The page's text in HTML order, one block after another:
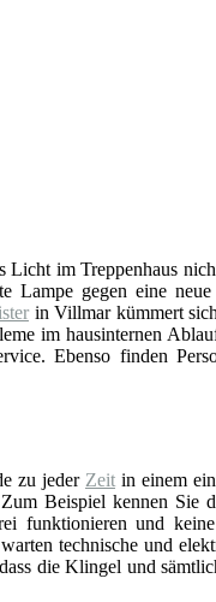
im Treppenhaus
Lampe gegen eine
in Villmar kümmert
im hausinternen
Ebenso finden
zu jeder Zeit in einem
Beispiel kennen Sie
funktionieren und
technische und
die Klingel und